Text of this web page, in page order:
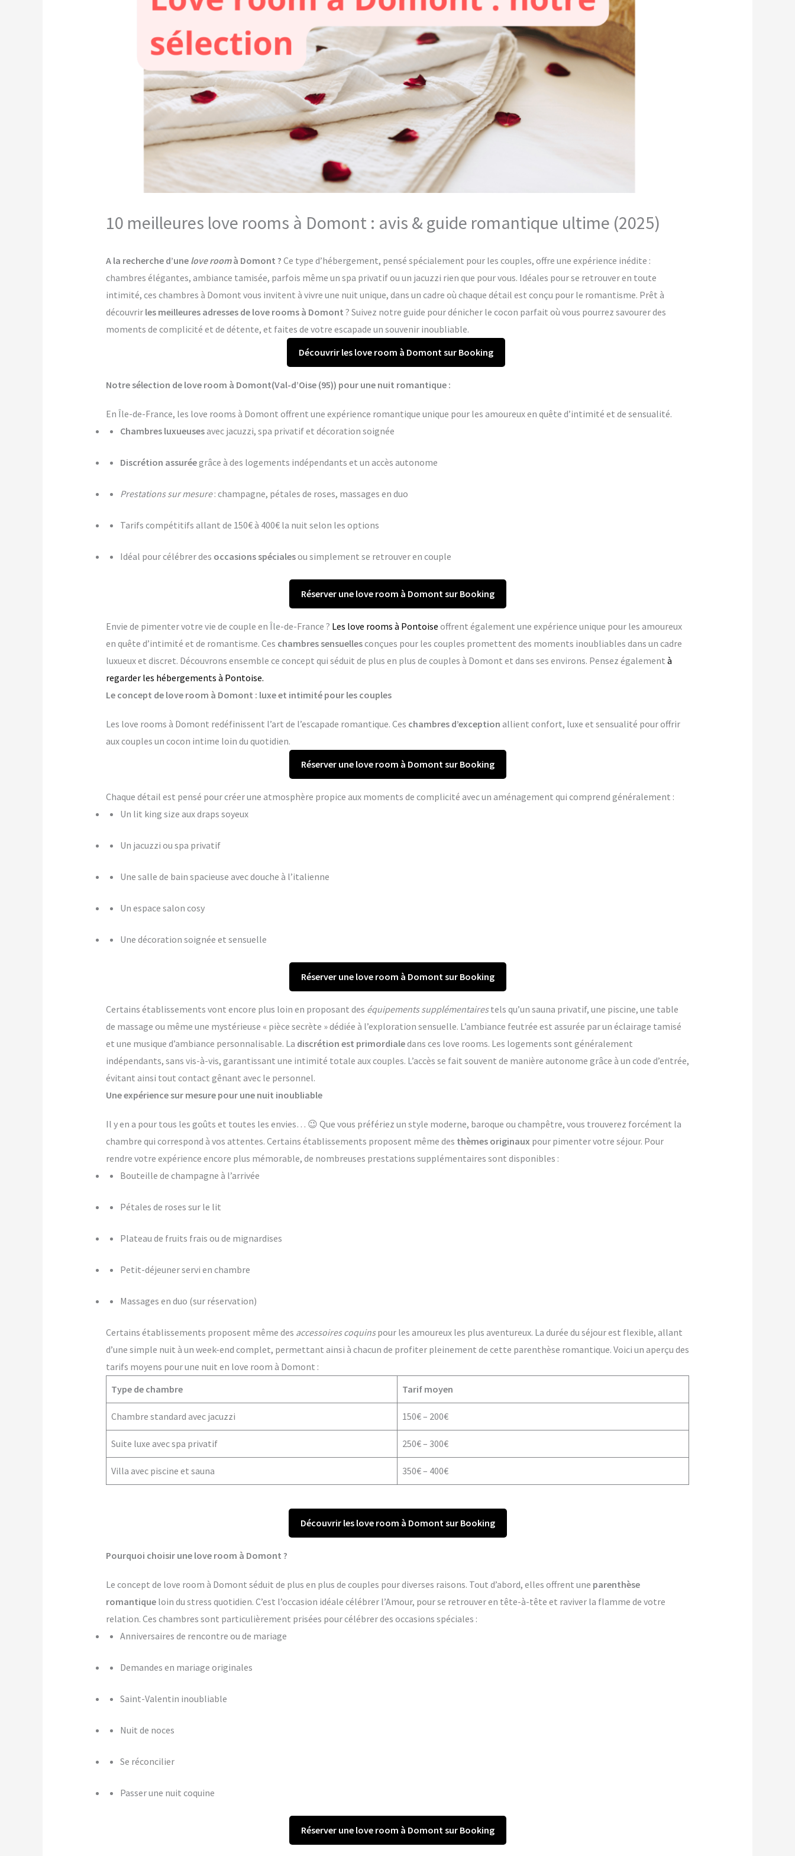
10 meilleures love rooms à Domont : avis & guide romantique ultime (2025)
A la recherche d’une love roomà Domont ? Ce type d’hébergement, pensé spécialement pour les couples, offre une expérience inédite :
chambres élégantes, ambiance tamisée, parfois même un spa privatif ou un jacuzzi rien que pour vous. Idéales pour se retrouver en toute
intimité, ces chambres à Domont vous invitent à vivre une nuit unique, dans un cadre où chaque détail est conçu pour le romantisme. Prêt à
découvrir les meilleures adresses de love rooms à Domont ? Suivez notre guide pour dénicher le cocon parfait où vous pourrez savourer des
moments de complicité et de détente, et faites de votre escapade un souvenir inoubliable.
Découvrir les love room à Domont sur Booking
Notre sélection de love room à Domont(Val-d’Oise (95)) pour une nuit romantique :
En Île-de-France, les love rooms à Domont offrent une expérience romantique unique pour les amoureux en quête d’intimité et de sensualité.
Chambres luxueusesavec jacuzzi, spa privatif et décoration soignée
Discrétion assuréegrâce à des logements indépendants et un accès autonome
Prestations sur mesure: champagne, pétales de roses, massages en duo
Tarifs compétitifs allant de 150€ à 400€ la nuit selon les options
Idéal pour célébrer des occasions spécialesou simplement se retrouver en couple
Réserver une love room à Domont sur Booking
Envie de pimenter votre vie de couple en Île-de-France ? Les love rooms à Pontoise offrent également une expérience unique pour les amoureux
en quête d’intimité et de romantisme. Ces chambres sensuellesconçues pour les couples promettent des moments inoubliables dans un cadre
luxueux et discret. Découvrons ensemble ce concept qui séduit de plus en plus de couples à Domont et dans ses environs. Pensez également à
regarder les hébergements à Pontoise.
Le concept de love room à Domont : luxe et intimité pour les couples
Les love rooms à Domont redéfinissent l’art de l’escapade romantique. Ces chambres d’exception allient confort, luxe et sensualité pour offrir
aux couples un cocon intime loin du quotidien.
Réserver une love room à Domont sur Booking
Chaque détail est pensé pour créer une atmosphère propice aux moments de complicité avec un aménagement qui comprend généralement :
Un lit king size aux draps soyeux
Un jacuzzi ou spa privatif
Une salle de bain spacieuse avec douche à l’italienne
Un espace salon cosy
Une décoration soignée et sensuelle
Réserver une love room à Domont sur Booking
Certains établissements vont encore plus loin en proposant des équipements supplémentairestels qu’un sauna privatif, une piscine, une table
de massage ou même une mystérieuse « pièce secrète » dédiée à l’exploration sensuelle. L’ambiance feutrée est assurée par un éclairage tamisé
et une musique d’ambiance personnalisable. La discrétion est primordialedans ces love rooms. Les logements sont généralement
indépendants, sans vis-à-vis, garantissant une intimité totale aux couples. L’accès se fait souvent de manière autonome grâce à un code d’entrée,
évitant ainsi tout contact gênant avec le personnel.
Une expérience sur mesure pour une nuit inoubliable
Il y en a pour tous les goûts et toutes les envies… 😉 Que vous préfériez un style moderne, baroque ou champêtre, vous trouverez forcément la
chambre qui correspond à vos attentes. Certains établissements proposent même des thèmes originaux pour pimenter votre séjour. Pour
rendre votre expérience encore plus mémorable, de nombreuses prestations supplémentaires sont disponibles :
Bouteille de champagne à l’arrivée
Pétales de roses sur le lit
Plateau de fruits frais ou de mignardises
Petit-déjeuner servi en chambre
Massages en duo (sur réservation)
Certains établissements proposent même des accessoires coquinspour les amoureux les plus aventureux. La durée du séjour est flexible, allant
d’une simple nuit à un week-end complet, permettant ainsi à chacun de profiter pleinement de cette parenthèse romantique. Voici un aperçu des
tarifs moyens pour une nuit en love room à Domont :
Type de chambre
Tarif moyen
Chambre standard avec jacuzzi 150€ – 200€
Suite luxe avec spa privatif 250€ – 300€
Villa avec piscine et sauna 350€ – 400€
Découvrir les love room à Domont sur Booking
Pourquoi choisir une love room à Domont ?
Le concept de love room à Domont séduit de plus en plus de couples pour diverses raisons. Tout d’abord, elles offrent une parenthèse
romantiqueloin du stress quotidien. C’est l’occasion idéale célébrer l’Amour, pour se retrouver en tête-à-tête et raviver la flamme de votre
relation. Ces chambres sont particulièrement prisées pour célébrer des occasions spéciales :
Anniversaires de rencontre ou de mariage
Demandes en mariage originales
Saint-Valentin inoubliable
Nuit de noces
Se réconcilier
Passer une nuit coquine
Réserver une love room à Domont sur Booking